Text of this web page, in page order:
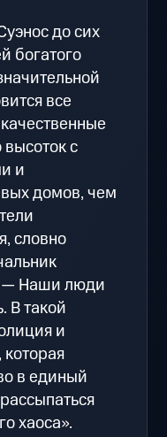
до сих
богатого
все
с
и
домов, чем
словно
— Наши люди
В такой
и
в единый
хаоса».